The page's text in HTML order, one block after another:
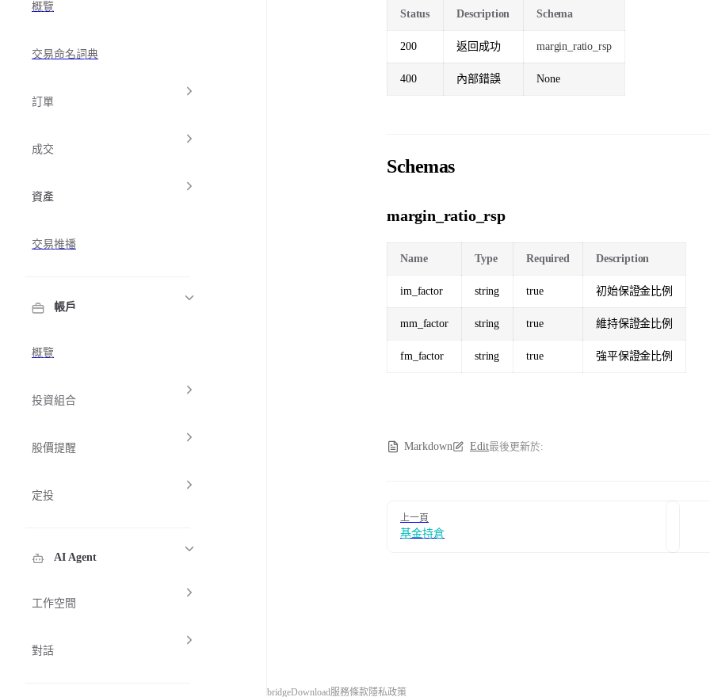
概覽
交易命名詞典
訂單
成交
資產
交易推播
帳戶
概覽
投資組合
股價提醒
定投
AI Agent
工作空間
對話
Status Description Schema
200 返回成功 margin_ratio_rsp
400 內部錯誤 None
Schemas
margin_ratio_rsp
Name Type Required Description
im_factor string true 初始保證金比例
mm_factor string true 維持保證金比例
fm_factor string true 強平保證金比例
Markdown Edit最後更新於:
上一頁
基金持倉
LongbridgeDownload服務條款隱私政策